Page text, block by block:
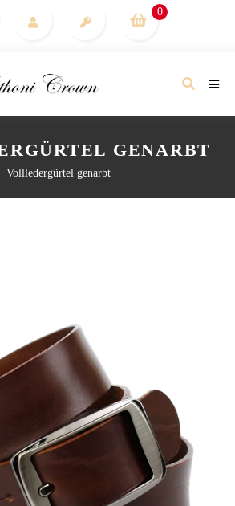
0
GENARBT
Vollledergürtel genarbt